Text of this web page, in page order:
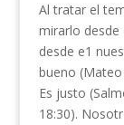
Al tratar el
mirarlo desde
desde e1
bueno (Mateo
Es justo
18:30).